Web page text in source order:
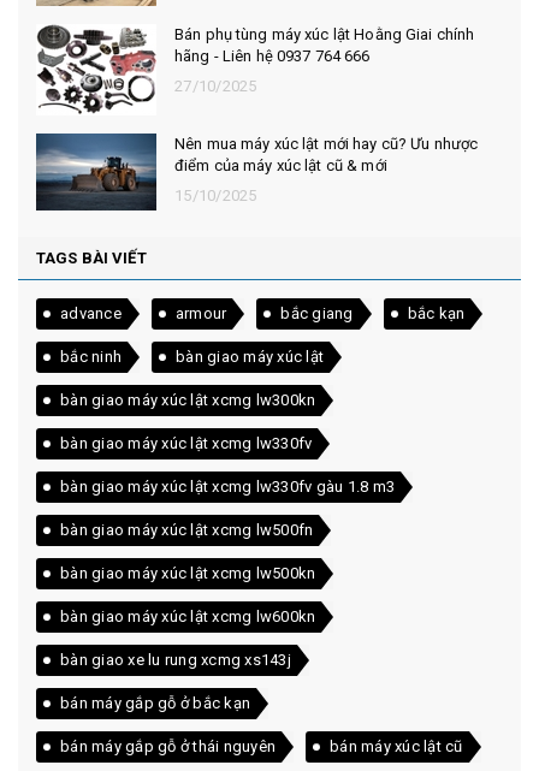
Bán phụ tùng máy xúc lật Hoằng Giai chính
hãng - Liên hệ 0937 764 666
27/10/2025
Nên mua máy xúc lật mới hay cũ? Ưu nhược
điểm của máy xúc lật cũ & mới
15/10/2025
TAGS BÀI VIẾT
advance armour bắc giang bắc kạn
bắc ninh bàn giao máy xúc lật
bàn giao máy xúc lật xcmg lw300kn
bàn giao máy xúc lật xcmg lw330fv
bàn giao máy xúc lật xcmg lw330fv gàu 1.8 m3
bàn giao máy xúc lật xcmg lw500fn
bàn giao máy xúc lật xcmg lw500kn
bàn giao máy xúc lật xcmg lw600kn
bàn giao xe lu rung xcmg xs143j
bán máy gắp gỗ ở bắc kạn
bán máy gắp gỗ ở thái nguyên bán máy xúc lật cũ